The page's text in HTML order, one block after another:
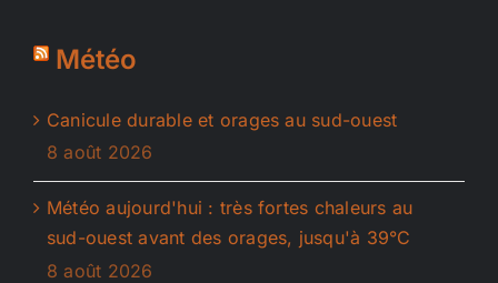
Météo
Canicule durable et orages au sud-ouest
8 août 2026
Météo aujourd'hui : très fortes chaleurs au
sud-ouest avant des orages, jusqu'à 39°C
8 août 2026